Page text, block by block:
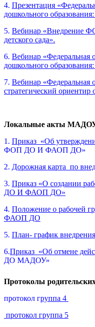
4. Презентация
дошкольного
5. Вебинар «Внедрение
детского сада».
6. Вебинар «Федеральная
дошкольного
7. Вебинар «Федеральная
стратегический ориентир
Локальные акты
1. Приказ «Об
ФОП ДО И ФАОП ДО»
2. Дорожная карта по
3. Приказ «О создании
ДО И ФАОП ДО»
4. Положение о рабочей
ФАОП ДО
5. План- график
6.Приказ «Об отмене
ДО МАДОУ»
Протоколы
протокол группа 4
протокол группа 5